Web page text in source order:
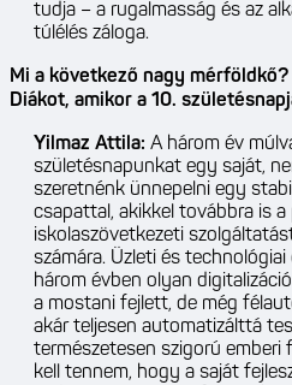
tudja – a rugalmasság és az
túlélés záloga.
Mi a következő nagy
Diákot, amikor a 10.
Yilmaz Attila: A három év
születésnapunkat egy saját,
szeretnénk ünnepelni egy
csapattal, akikkel továbbra is
iskolaszövetkezeti
számára. Üzleti és
három évben olyan
a mostani fejlett, de még
akár teljesen automatizálttá
természetesen szigorú emberi
kell tennem, hogy a saját